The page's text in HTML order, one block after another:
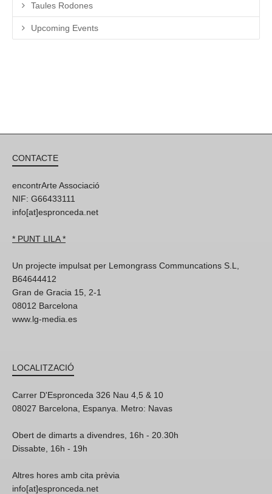
Taules Rodones
Upcoming Events
CONTACTE
encontrArte Associació
NIF: G66433111
info[at]espronceda.net
* PUNT LILA *
Un projecte impulsat per Lemongrass Communcations S.L,
B64644412
Gran de Gracia 15, 2-1
08012 Barcelona
www.lg-media.es
LOCALITZACIÓ
Carrer D'Espronceda 326 Nau 4,5 & 10
08027 Barcelona, Espanya. Metro: Navas
Obert de dimarts a divendres, 16h - 20.30h
Dissabte, 16h - 19h
Altres hores amb cita prèvia
info[at]espronceda.net